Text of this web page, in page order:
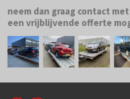
neem dan graag contact
een vrijblijvende offerte